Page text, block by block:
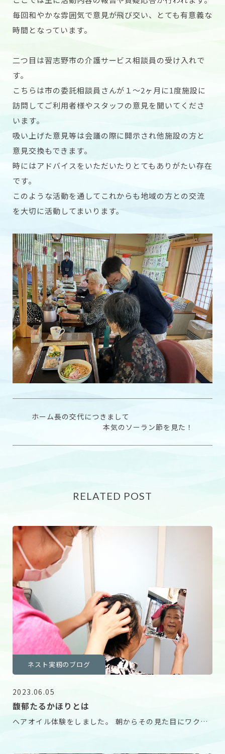
毎回和やかな雰囲気で意見が飛び交い、とても有意義な
時間となっています。
二つ目は習志野市の介護サービス相談員の受け入れで
す。
こちらは市の委託相談員さんが１〜2ヶ月に1度施設に
訪問してご利用者様やスタッフの意見を聞いてくださ
います。
吸い上げた意見等は会議の際に開示され他施設の方と
意見交換もできます。
時にはアドバイスをいただいたりとてもありがたい存在
です。
このような活動を通してこれからも地域の方との交流
を大切に活動してまいります。
ホーム長の交代につきまして
本気のソーラン節を見た！
RELATED POST
ネスト実籾のブログ
2023.06.05
馥郁たるかほりとは
ヘアオイル体験をしました。 朝からその見た目にワクワ